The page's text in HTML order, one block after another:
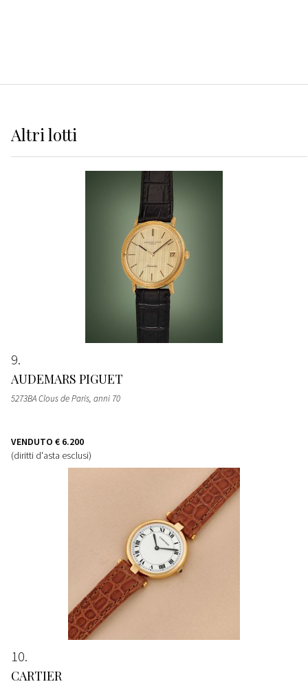
Altrilotti
9
AUDEMARS PIGUET
5273BA Clous de Paris, anni 70
VENDUTO € 6.200
(diritti d'asta esclusi)
10
CARTIER